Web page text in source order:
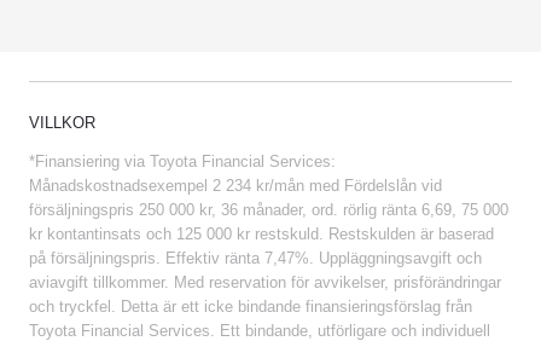
VILLKOR
*Finansiering via Toyota Financial Services:
Månadskostnadsexempel 2 234 kr/mån med Fördelslån vid
försäljningspris 250 000 kr, 36 månader, ord. rörlig ränta 6,69, 75 000
kr kontantinsats och 125 000 kr restskuld. Restskulden är baserad
på försäljningspris. Effektiv ränta 7,47%. Uppläggningsavgift och
aviavgift tillkommer. Med reservation för avvikelser, prisförändringar
och tryckfel. Detta är ett icke bindande finansieringsförslag från
Toyota Financial Services. Ett bindande, utförligare och individuell